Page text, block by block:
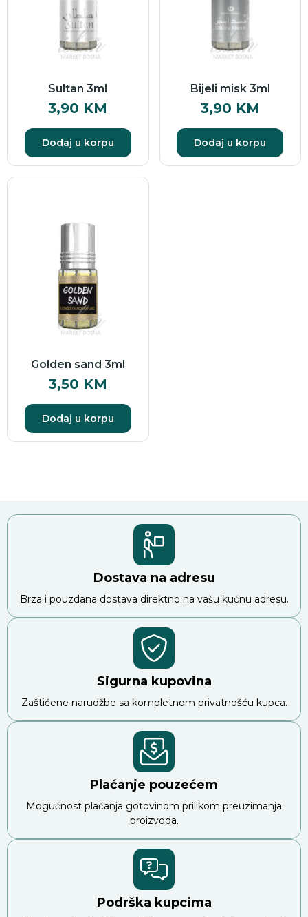
Sultan 3ml
3,90 KM
Dodaj u korpu
Bijeli misk 3ml
3,90 KM
Dodaj u korpu
Golden sand 3ml
3,50 KM
Dodaj u korpu
Dostava na adresu
Brza i pouzdana dostava direktno na vašu kućnu adresu.
Sigurna kupovina
Zaštićene narudžbe sa kompletnom privatnošću kupca.
Plaćanje pouzećem
Mogućnost plaćanja gotovinom prilikom preuzimanja
proizvoda.
Podrška kupcima